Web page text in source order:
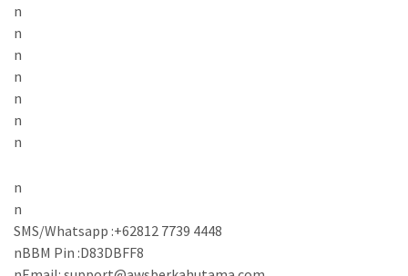
n
n
n
n
n
n
n
n
n
SMS/Whatsapp :+62812 7739 4448
nBBM Pin :D83DBFF8